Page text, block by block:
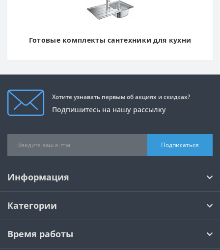
Готовые комплекты сантехники для кухни
Хотите узнавать первым об акциях и скидках?
Подпишитесь на нашу рассылку
Подписаться
Информация
Категории
Время работы